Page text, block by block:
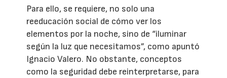
Para ello, se requiere, no solo una
reeducación social de cómo ver los
elementos por la noche, sino de “iluminar
según la luz que necesitamos”, como apuntó
Ignacio Valero. No obstante, conceptos
como la seguridad debe reinterpretarse, para